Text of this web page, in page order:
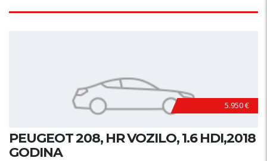
5.950 €
PEUGEOT 208, HR VOZILO, 1.6 HDI,2018
GODINA